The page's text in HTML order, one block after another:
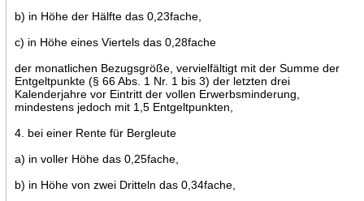
b) in Höhe der Hälfte das 0,23fache,
c) in Höhe eines Viertels das 0,28fache
der monatlichen Bezugsgröße, vervielfältigt mit der Summe der
Entgeltpunkte (§ 66 Abs. 1 Nr. 1 bis 3) der letzten drei
Kalenderjahre vor Eintritt der vollen Erwerbsminderung,
mindestens jedoch mit 1,5 Entgeltpunkten,
4. bei einer Rente für Bergleute
a) in voller Höhe das 0,25fache,
b) in Höhe von zwei Dritteln das 0,34fache,